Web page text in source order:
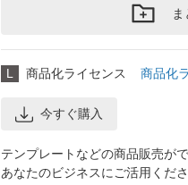
L 商品化ライセンス 商品化
今すぐ購入
テンプレートなどの商品販売が
あなたのビジネスにご活用くださ